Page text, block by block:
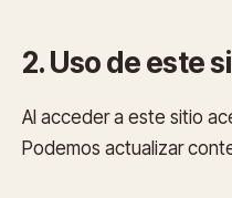
2. Uso de este
Al acceder a este sitio
Podemos actualizar